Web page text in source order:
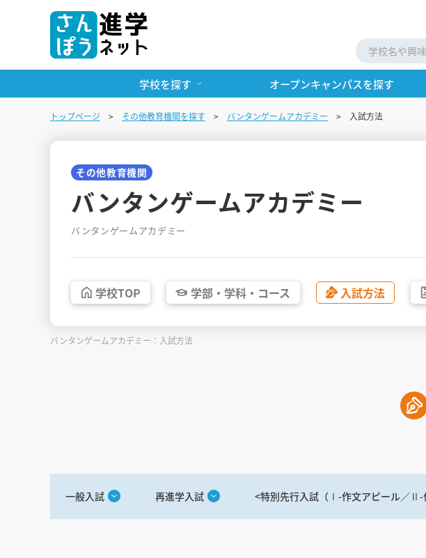
学校を探す オープンキャンパスを探す
トップページ その他教育機関を探す バンタンゲームアカデミー 入試方法
その他教育機関
バンタンゲームアカデミー
バンタンゲームアカデミー
学校TOP 学部・ 学科・ コース 入試方法
バンタンゲームアカデミー：入試方法
一般入試 再進学入試 <特別先行入試（Ⅰ-作文アピール／Ⅱ-